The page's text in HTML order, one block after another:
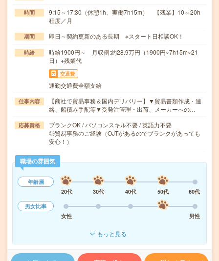
時間
9:15～17:30（休憩1h、実働7h15m） 【残業】10～20h
程度／月
期間 即日～契約更新のある長期 ※スタート日相談OK！
時給
時給1900円～ 月収例:約28.9万円（1900円×7h15m×21
日）+残業代
交通費
通勤交通費全額支給
仕事内容
【商社で貿易事務＆国内デリバリー】▼貿易書類作成・連
絡、船積み手配等▼受発注管理・出荷、メーカーへの…
応募資格
ブランクOK / パソコンスキル不要 / 英語力不要
◎貿易事務のご経験（OJTがあるのでブランクがあっても
安心！）
職場の雰囲気
年齢層
20代
30代 40代 50代
60代
男女比率
女性
男性
もっと見る